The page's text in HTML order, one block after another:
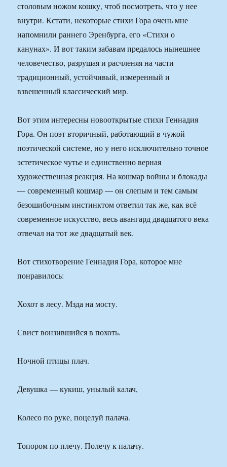
столовым ножом кошку, чтоб посмотреть, что у нее
внутри. Кстати, некоторые стихи Гора очень мне
напомнили раннего Эренбурга, его «Стихи о
канунах». И вот таким забавам предалось нынешнее
человечество, разрушая и расчленяя на части
традиционный, устойчивый, измеренный и
взвешенный классический мир.
Вот этим интересны новооткрытые стихи Геннадия
Гора. Он поэт вторичный, работающий в чужой
поэтической системе, но у него исключительно точное
эстетическое чутье и единственно верная
художественная реакция. На кошмар войны и блокады
— современный кошмар — он слепым и тем самым
безошибочным инстинктом ответил так же, как всё
современное искусство, весь авангард двадцатого века
отвечал на тот же двадцатый век.
Вот стихотворение Геннадия Гора, которое мне
понравилось:
Хохот в лесу. Мзда на мосту.
Свист вонзившийся в похоть.
Ночной птицы плач.
Девушка — кукиш, унылый калач,
Колесо по руке, поцелуй палача.
Топором по плечу. Полечу к палачу.